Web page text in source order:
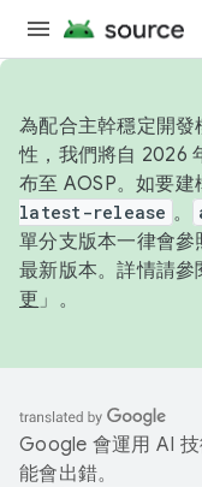
為配合主幹穩定開
性，我們將自 2026
布至 AOSP。如要
latest-release 。
單分支版本一律會
最新版本。詳情請參
更 」。
Google 會運用 AI
能會出錯。